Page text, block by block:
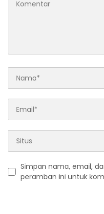
Simpan nama, email,
peramban ini untuk